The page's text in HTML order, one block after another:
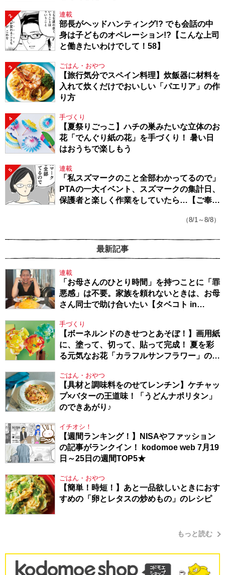
2 連載
部長がヘッドハンティング!? でも会話の中
身は子どものオペレーション!?【こんな上司
と働きたいわけでして！58】
3 ごはん・おやつ
【旅行気分でスペイン料理】炊飯器に材料を
入れて炊くだけでおいしい「パエリア」の作
り方
4 手づくり
【夏祭りごっこ】ハチの巣みたいな立体のお
花「でんぐり紙の花」を手づくり！ 暑い日
はおうちで楽しもう
5 連載
「私スズマークのこと全部わかってるので」
PTAの一大イベント、スズマークの集計日、
保護者と楽しく作業をしていたら…【ご奉仕
（8/1～8/8）
最新記事
連載
「お母さんのひとり時間」を持つことに「罪
悪感」は不要。家族を頼れないときは、お母
さん同士で助け合いたい【タベコト in
手づくり
【ボーネルンドのきせつとあそぼ！】画用紙
に、塗って、切って、貼って完成！ 夏を彩
る元気なお花「カラフルサンフラワー」の作
ごはん・おやつ
【具材と調味料をのせてレンチン】ケチャッ
プ×バターの王道味！「うどんナポリタン」
のできあがり♪
イチオシ！
【週間ランキング！】NISAやファッション
の記事がランクイン！ kodomoe web 7月19
日～25日の週間TOP5★
ごはん・おやつ
【簡単！時短！】あと一品欲しいときにおす
すめの「卵とレタスの炒めもの」のレシピ
もっと読む